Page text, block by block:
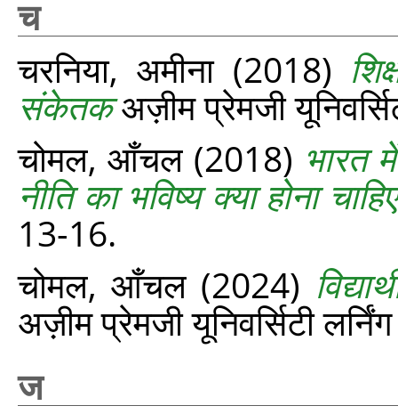
च
चरनिया, अमीना(2018)
संकेतकअज़ीम प्रेमजी
चोमल, आँचल(2018) भारत
नीति का भविष्य क्या होना
13-16.
चोमल, आँचल (2024)
अज़ीम प्रेमजी यूनिवर्सिटी
ज